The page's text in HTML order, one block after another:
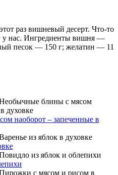
раз вишневый десерт. Что-то
у нас. Ингредиенты вишня —
песок — 150 г; желатин — 11
наоборот – запеченные в